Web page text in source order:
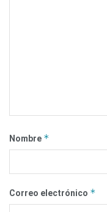
Nombre *
Correo electrónico *